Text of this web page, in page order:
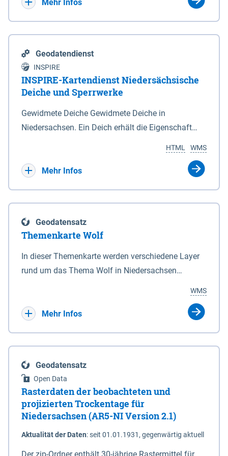
Mehr Infos
Geodatendienst
INSPIRE
INSPIRE-Kartendienst Niedersächsische
Deiche und Sperrwerke
Gewidmete Deiche Gewidmete Deiche in
Niedersachsen. Ein Deich erhält die Eigenschaft
Deichbehörde durch Verordnung ausspricht. Für
enthalten. Sperrwerke Sperrwerke sind Bauwerke
mit Sperrvorrichtungen in Tidegewässern, die dem
Schutz eines Gebietes vor erhöhten Tiden, vor allem
vor Sturmfluten, zu dienen bestimmt sind (§2 Abs.3
Eigenschaft eines Sperrwerkes durch Widmung, die
die Deichbehörde durch Verordnung ausspricht.
WMS
HTML
Mehr Infos
Geodatensatz
Themenkarte Wolf
In dieser Themenkarte werden verschiedene Layer
rund um das Thema Wolf in Niedersachsen
sowie Status der bestehenden Wolfsterritorien im
laufenden Monitoringjahr.
WMS
Mehr Infos
Geodatensatz
Open Data
Rasterdaten der beobachteten und
projizierten Trockentage für
Niedersachsen (AR5-NI Version 2.1)
Aktualität der Daten:seit 01.01.1931, gegenwärtig aktuell